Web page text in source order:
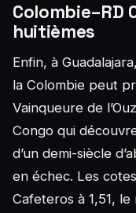
Colombie–RD
huitièmes
Enfin, à
la Colombie peut
Vainqueure de
Congo qui
d’un demi-siècle
en échec. Les
Cafeteros à 1,51,